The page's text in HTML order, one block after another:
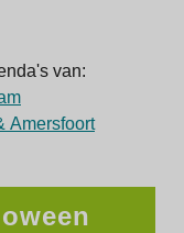
van:
Amersfoort